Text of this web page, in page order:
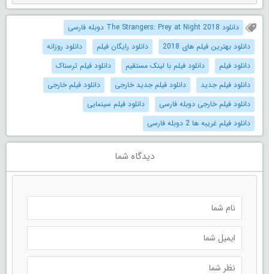
دانلود The Strangers: Prey at Night 2018 دوبله فارسی
دانلود بهترین فیلم های 2018
دانلود رایگان فیلم
دانلود روزانه
دانلود فیلم
دانلود فیلم با لینک مستقیم
دانلود فیلم ترسناک
دانلود فیلم جدید
دانلود فیلم جدید خارجی
دانلود فیلم خارجی
دانلود فیلم خارجی دوبله فارسی
دانلود فیلم سینمایی
دانلود فیلم غریبه ها 2 دوبله فارسی
دیدگاه شما